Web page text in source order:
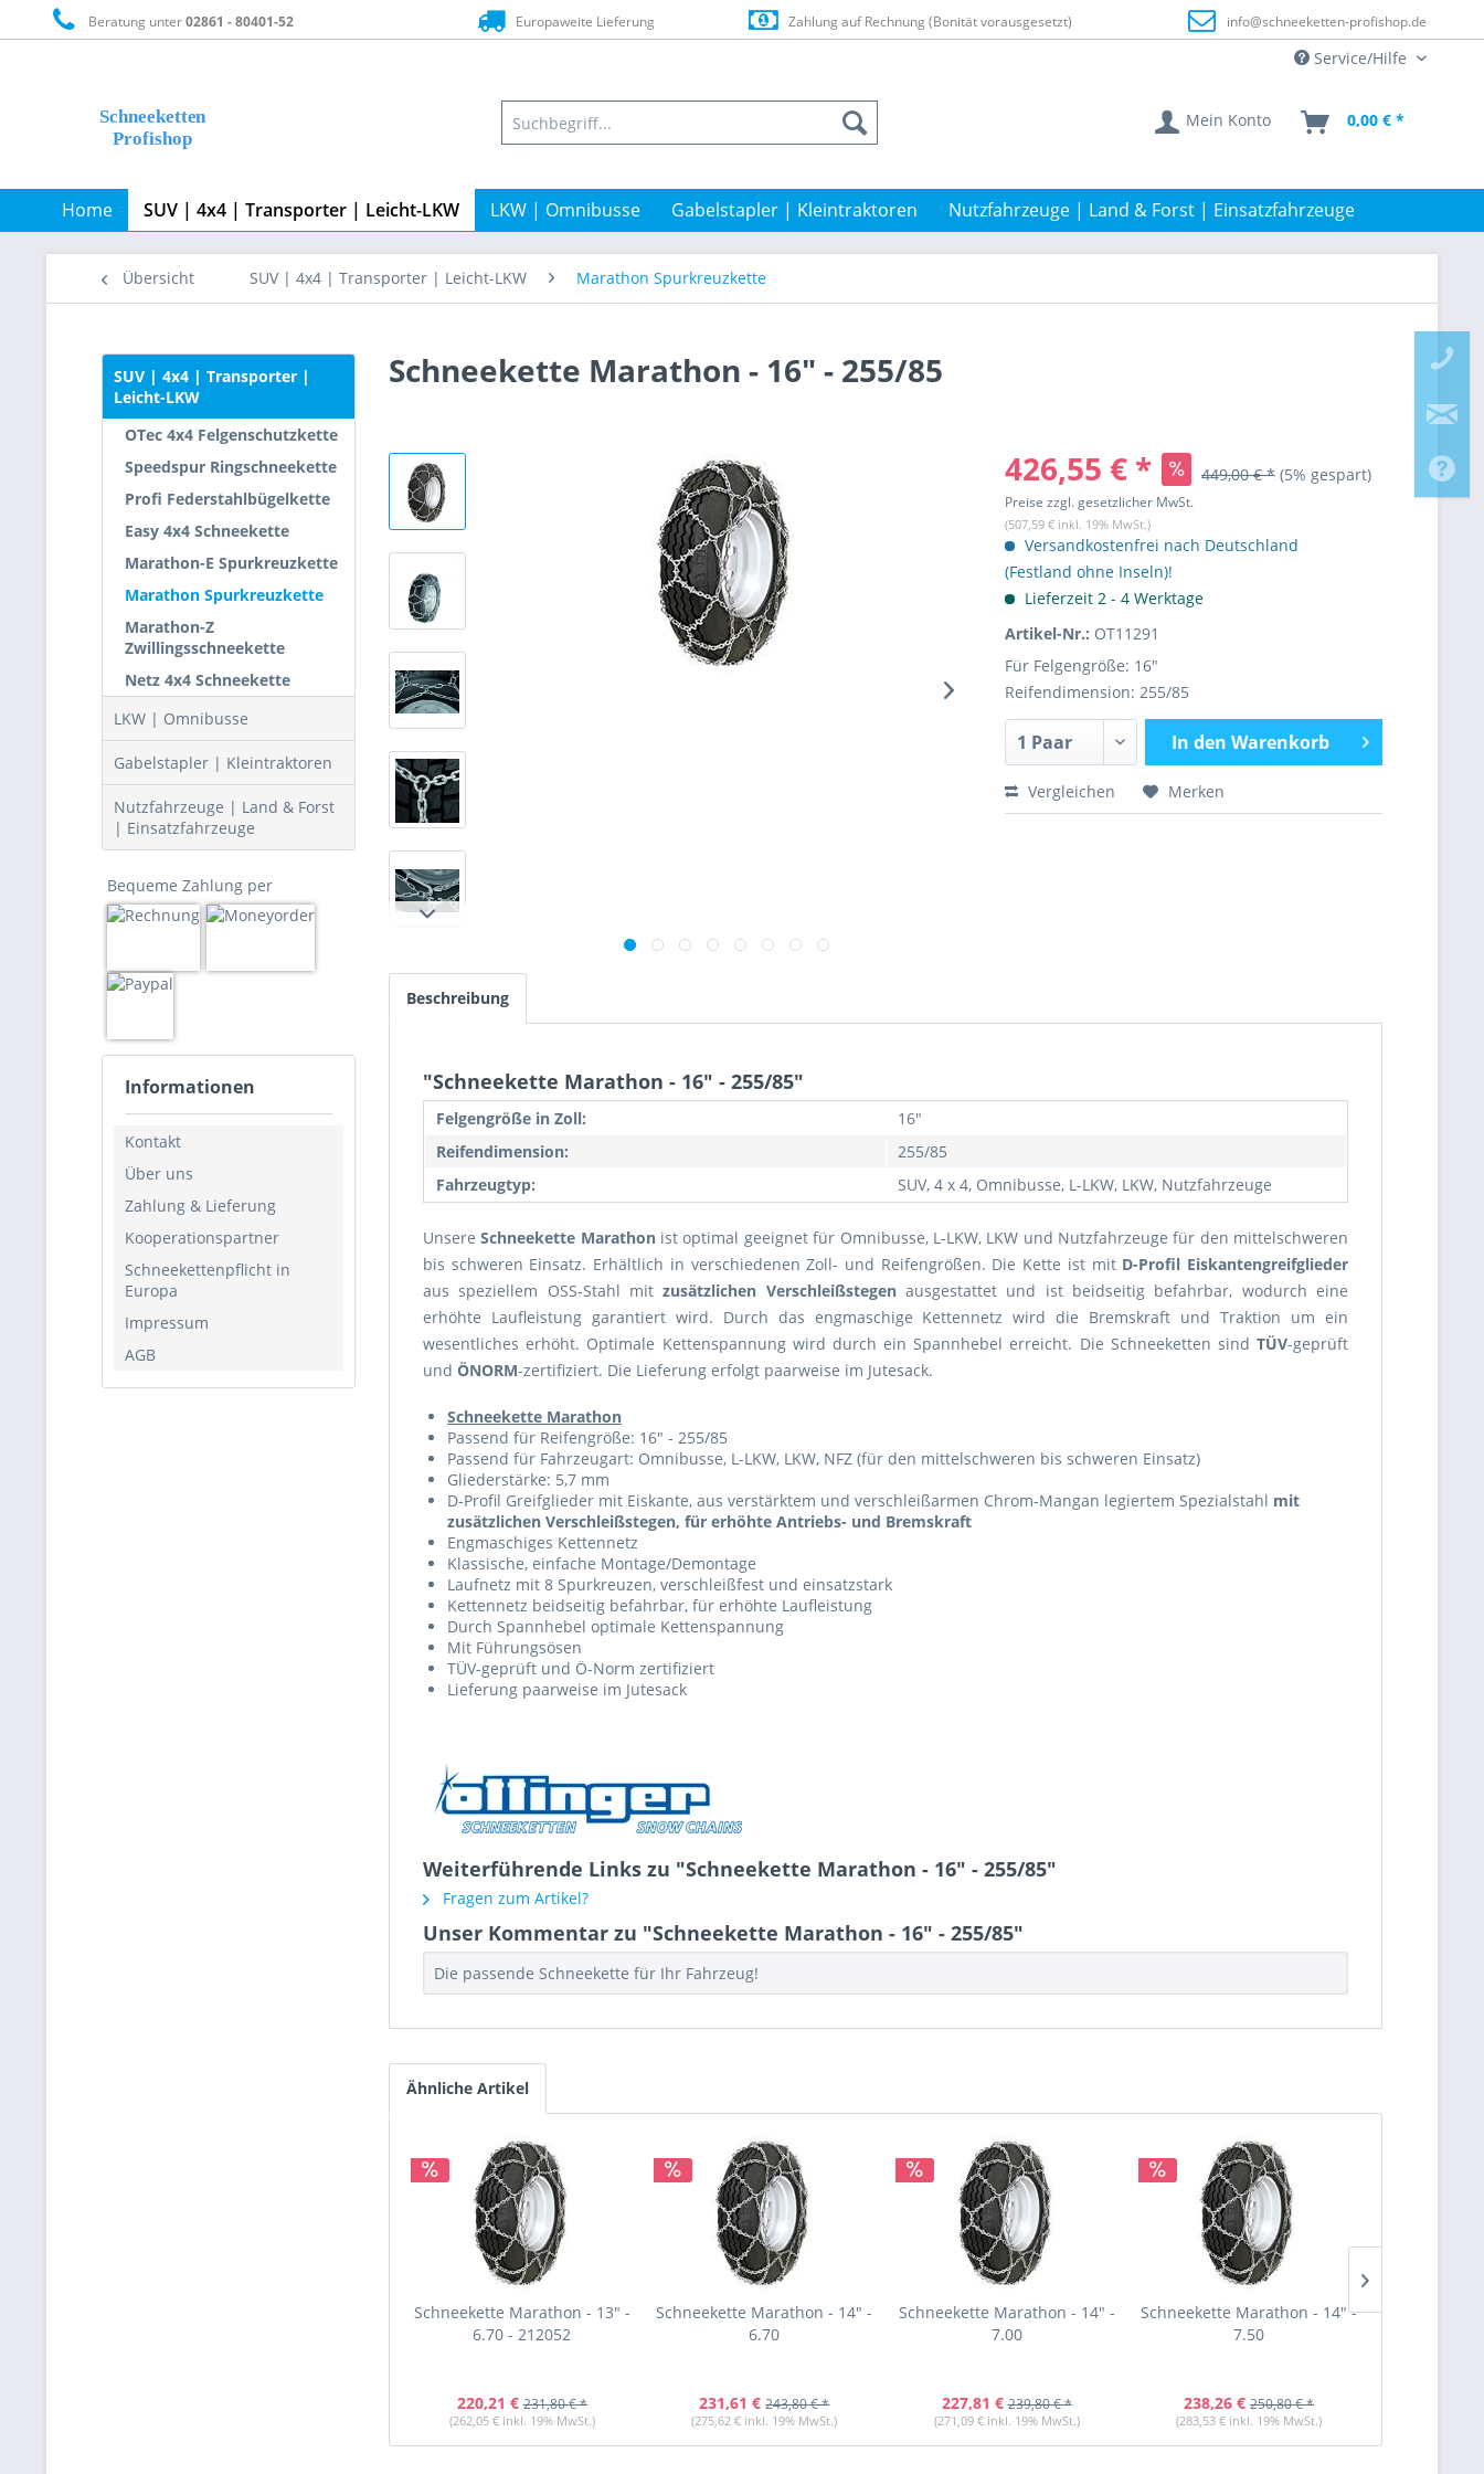
Beratung unter02861 - 80401-52 Europaweite Lieferung Zahlung auf Rechnung (Bonität vorausgesetzt) info@schneeketten-profishop.de
Service/Hilfe
Mein Konto 0,00 € *
Home SUV | 4x4 | Transporter | Leicht-LKW LKW | Omnibusse Gabelstapler | Kleintraktoren Nutzfahrzeuge | Land & Forst | Einsatzfahrzeuge
Übersicht SUV | 4x4 | Transporter | Leicht-LKW Marathon Spurkreuzkette
SUV | 4x4 | Transporter |
Leicht-LKW
OTec 4x4 Felgenschutzkette
Speedspur Ringschneekette
Profi Federstahlbügelkette
Easy 4x4 Schneekette
Marathon-E Spurkreuzkette
Marathon Spurkreuzkette
Marathon-Z
Zwillingsschneekette
Netz 4x4 Schneekette
LKW | Omnibusse
Gabelstapler | Kleintraktoren
Nutzfahrzeuge | Land & Forst
| Einsatzfahrzeuge
Bequeme Zahlung per
Informationen
Kontakt
Über uns
Zahlung & Lieferung
Kooperationspartner
Schneekettenpflicht in
Europa
Impressum
AGB
Schneekette Marathon - 16" - 255/85
426,55 € * 449,00 € * (5% gespart)
Preise zzgl. gesetzlicher MwSt.
(507,59 € inkl. 19% MwSt.)
Versandkostenfrei nach Deutschland
(Festland ohne Inseln)!
Lieferzeit 2 - 4 Werktage
Artikel-Nr.: OT11291
Für Felgengröße: 16"
Reifendimension: 255/85
In den Warenkorb
Vergleichen Merken
Beschreibung
"Schneekette Marathon - 16" - 255/85"
Felgengröße in Zoll:
16"
Reifendimension:
255/85
Fahrzeugtyp:
SUV, 4 x 4, Omnibusse, L-LKW, LKW, Nutzfahrzeuge
UnsereSchneekette Marathonist optimal geeignet für Omnibusse, L-LKW, LKW und Nutzfahrzeuge für den mittelschweren
bis schweren Einsatz. Erhältlich in verschiedenen Zoll- und Reifengrößen. Die Kette ist mit D-Profil Eiskantengreifglieder
aus speziellem OSS-Stahl mitzusätzlichen Verschleißstegenausgestattet und ist beidseitig befahrbar, wodurch eine
erhöhte Laufleistung garantiert wird. Durch das engmaschige Kettennetz wird die Bremskraft und Traktion um ein
wesentliches erhöht. Optimale Kettenspannung wird durch ein Spannhebel erreicht. Die Schneeketten sind TÜV-geprüft
und ÖNORM-zertifiziert. Die Lieferung erfolgt paarweise im Jutesack.
Schneekette Marathon
Passend für Reifengröße: 16" - 255/85
Passend für Fahrzeugart: Omnibusse, L-LKW, LKW, NFZ (für den mittelschweren bis schweren Einsatz)
Gliederstärke: 5,7 mm
D-Profil Greifglieder mit Eiskante, aus verstärktem und verschleißarmen Chrom-Mangan legiertem Spezialstahl mit
zusätzlichen Verschleißstegen, für erhöhte Antriebs- und Bremskraft
Engmaschiges Kettennetz
Klassische, einfache Montage/Demontage
Laufnetz mit 8 Spurkreuzen, verschleißfest und einsatzstark
Kettennetz beidseitig befahrbar, für erhöhte Laufleistung
Durch Spannhebel optimale Kettenspannung
Mit Führungsösen
TÜV-geprüft und Ö-Norm zertifiziert
Lieferung paarweise im Jutesack
Weiterführende Links zu "Schneekette Marathon - 16" - 255/85"
Fragen zum Artikel?
Unser Kommentar zu "Schneekette Marathon - 16" - 255/85"
Die passende Schneekette für Ihr Fahrzeug!
Ähnliche Artikel
Schneekette Marathon - 13" -
6.70 - 212052
220,21 € 231,80 € *
(262,05 € inkl. 19% MwSt.)
Schneekette Marathon - 14" -
6.70
231,61 € 243,80 € *
(275,62 € inkl. 19% MwSt.)
Schneekette Marathon - 14" -
7.00
227,81 € 239,80 € *
(271,09 € inkl. 19% MwSt.)
Schneekette Marathon - 14" -
7.50
238,26 € 250,80 € *
(283,53 € inkl. 19% MwSt.)